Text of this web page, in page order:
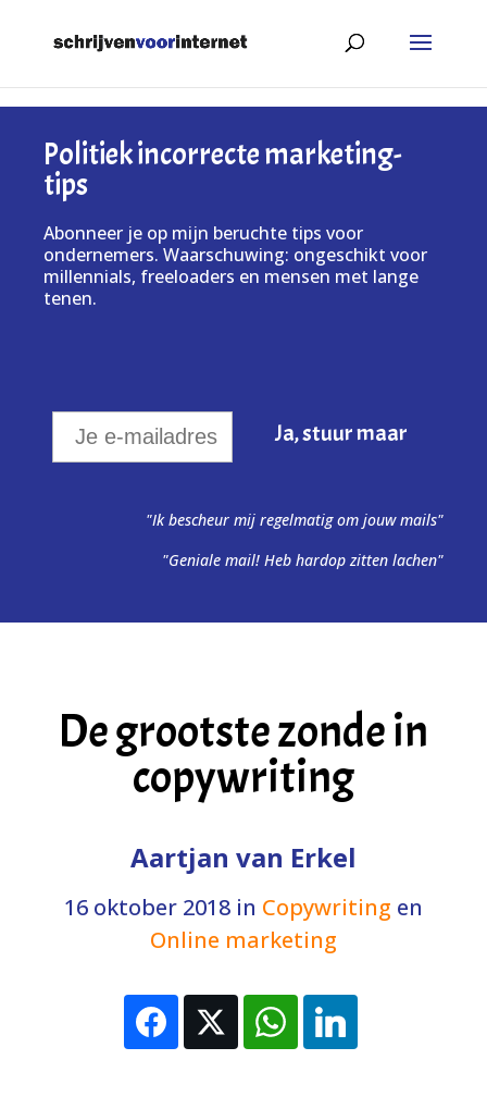
Politiek incorrecte marketing-
tips
Abonneer je op mijn beruchte tips voor
ondernemers. Waarschuwing: ongeschikt voor
millennials, freeloaders en mensen met lange
tenen.
"Ik bescheur mij regelmatig om jouw mails"
"Geniale mail! Heb hardop zitten lachen"
De grootste zonde in
copywriting
Aartjan van Erkel
16 oktober 2018in Copywriting en
Online marketing